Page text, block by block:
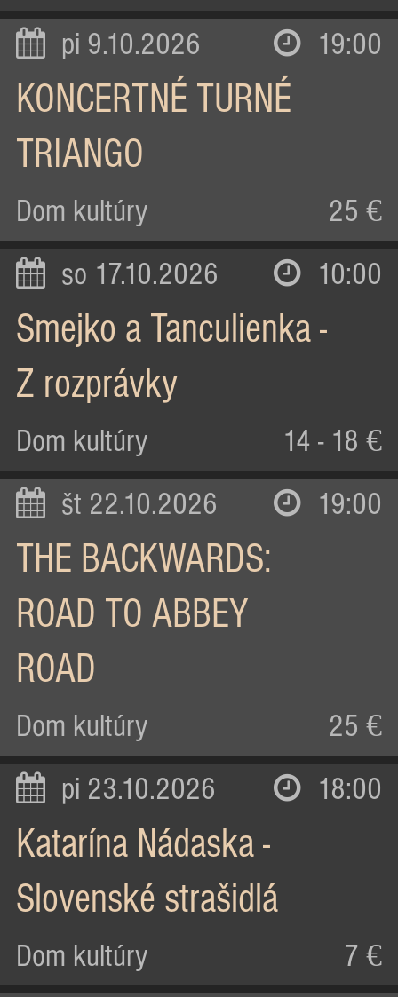
pi 9.10.2026 19:00
KONCERTNÉ TURNÉ
TRIANGO
Dom kultúry 25 €
so 17.10.2026 10:00
Smejko a Tanculienka -
Z rozprávky
Dom kultúry 14 - 18 €
št 22.10.2026 19:00
THE BACKWARDS:
ROAD TO ABBEY
ROAD
Dom kultúry 25 €
pi 23.10.2026 18:00
Katarína Nádaska -
Slovenské strašidlá
Dom kultúry 7 €